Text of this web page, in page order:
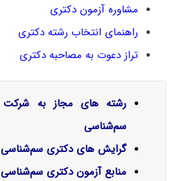
مشاوره آزمون دکتری
راهنمای انتخاب رشته دکتری
تراز دعوت به مصاحبه دکتری
رشته های مجاز به شرکت
سم‌شناسی
گرایش‌ های دکتری سم‌شناسی
منابع آزمون دکتری سم‌شناسی